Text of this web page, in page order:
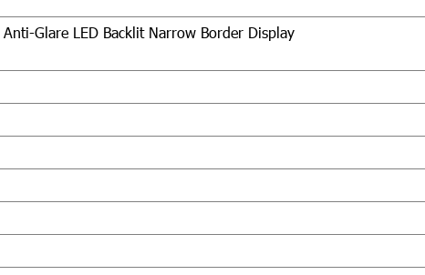
Glare LED Backlit Narrow Border Display